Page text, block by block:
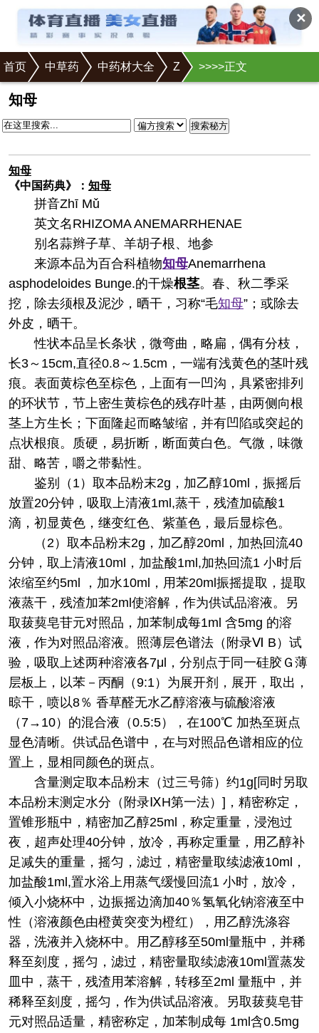
✕
首页 >
中草药 >
中药材大全 >
Z >正文
知母
搜索秘方
知母
《中国药典》： 知母
拼音Zhī Mǔ
英文名 RHIZOMA ANEMARRHENAE
别名蒜辫子草、羊胡子根、地参
来源本品为百合科植物知母Anemarrhena
asphodeloides Bunge.的干燥根茎。春、秋二季采
挖，除去须根及泥沙，晒干，习称“毛知母”；或除去
外皮，晒干。
性状本品呈长条状，微弯曲，略扁，偶有分枝，
长3～15cm,直径0.8～1.5cm，一端有浅黄色的茎叶残
痕。表面黄棕色至棕色，上面有一凹沟，具紧密排列
的环状节，节上密生黄棕色的残存叶基，由两侧向根
茎上方生长；下面隆起而略皱缩，并有凹陷或突起的
点状根痕。质硬，易折断，断面黄白色。气微，味微
甜、略苦，嚼之带黏性。
鉴别
（1）取本品粉末2g，加乙醇10ml，振摇后
放置20分钟，吸取上清液1ml,蒸干，残渣加硫酸1
滴，初显黄色，继变红色、紫堇色，最后显棕色。
（2）取本品粉末2g，加乙醇20ml，加热回流40
分钟，取上清液10ml，加盐酸1ml,加热回流1 小时后
浓缩至约5ml ，加水10ml，用苯20ml振摇提取，提取
液蒸干，残渣加苯2ml使溶解，作为供试品溶液。另
取菝葜皂苷元对照品，加苯制成每1ml 含5mg 的溶
液，作为对照品溶液。照薄层色谱法（附录Ⅵ B）试
验，吸取上述两种溶液各7μl，分别点于同一硅胶Ｇ薄
层板上，以苯－丙酮（9:1）为展开剂，展开，取出，
晾干，喷以8％ 香草醛无水乙醇溶液与硫酸溶液
（7→10）的混合液（0.5:5），在100℃ 加热至斑点
显色清晰。供试品色谱中，在与对照品色谱相应的位
置上，显相同颜色的斑点。
含量测定取本品粉末（过三号筛）约1g[同时另取
本品粉末测定水分（附录ⅨH第一法）]，精密称定，
置锥形瓶中，精密加乙醇25ml，称定重量，浸泡过
夜，超声处理40分钟，放冷，再称定重量，用乙醇补
足减失的重量，摇匀，滤过，精密量取续滤液10ml，
加盐酸1ml,置水浴上用蒸气缓慢回流1 小时，放冷，
倾入小烧杯中，边振摇边滴加40％氢氧化钠溶液至中
性（溶液颜色由橙黄突变为橙红），用乙醇洗涤容
器，洗液并入烧杯中。用乙醇移至50ml量瓶中，并稀
释至刻度，摇匀，滤过，精密量取续滤液10ml置蒸发
皿中，蒸干，残渣用苯溶解，转移至2ml 量瓶中，并
稀释至刻度，摇匀，作为供试品溶液。另取菝葜皂苷
元对照品适量，精密称定，加苯制成每 1ml含0.5mg